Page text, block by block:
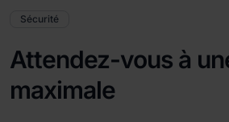
Sécurité
Attendez-vous à
maximale